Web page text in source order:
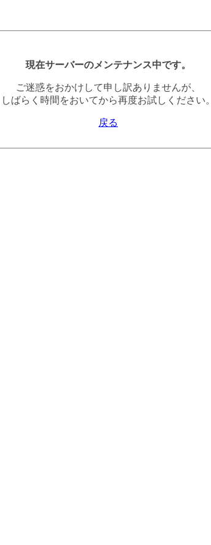
現在サーバーのメンテナンス中です。
ご迷惑をおかけして申し訳ありませんが、
しばらく時間をおいてから再度お試しください。
戻る